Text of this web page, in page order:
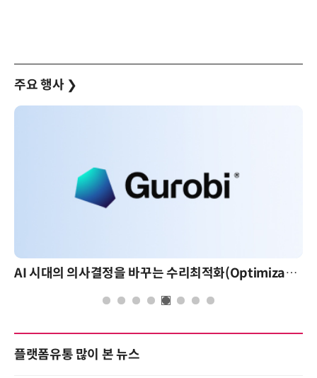
주요 행사 ❯
AI 시대의 의사결정을 바꾸는 수리최적화(Optimization): 실제 산업 적용 사례와 활용 전략
플랫폼유통 많이 본 뉴스